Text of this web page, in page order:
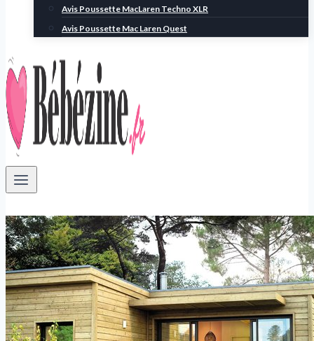
Avis Poussette MacLaren Techno XLR
Avis Poussette Mac Laren Quest